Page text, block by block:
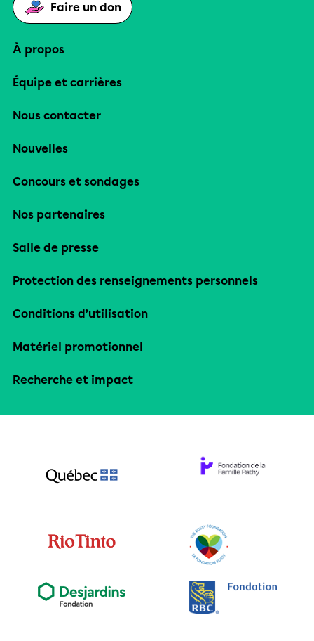
Faire un don
À propos
Équipe et carrières
Nous contacter
Nouvelles
Concours et sondages
Nos partenaires
Salle de presse
Protection des renseignements personnels
Conditions d’utilisation
Matériel promotionnel
Recherche et impact